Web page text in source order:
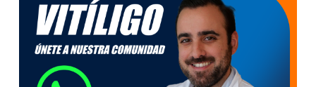
DERMATITIS